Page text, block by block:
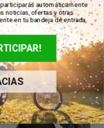
Precio
de
venta
Desde €70,95
En stock
automáticamente
noticias, ofertas y otras
en tu bandeja de entrada.